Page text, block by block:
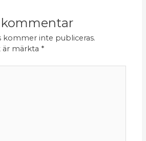
kommer inte publiceras.
är märkta *